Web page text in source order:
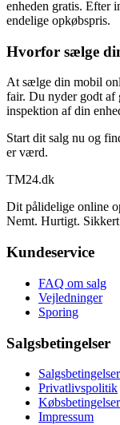
enheden gratis. Efter
endelige opkøbspris.
Hvorfor sælge
At sælge din mobil
fair. Du nyder godt af
inspektion af din
Start dit salg nu og
er værd.
TM24.dk
Dit pålidelige online
Nemt. Hurtigt.
Kundeservice
FAQ om salg
Vejledninger
Sporing
Salgsbetingelser
Salgsbetingelser
Privatlivspolitik
Købsbetingelser
Impressum